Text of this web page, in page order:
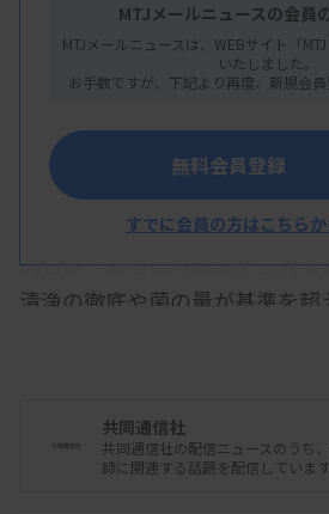
に細胞加工の区域内で管理基準
繁に検出したとの記録があった
や清浄などの対応をせずに製造
も原料の品質管理の不備や、手
の細胞加工物の品質点検を行わ
が確認された。
同省は「安全性の観点で重大
清浄の徹底や菌の量が基準を
昨年8月、東京都中央区の「テ
ク」で自由診療の再生医療を受
MTJメールニュースの会員
MTJメールニュースは、WEBサイト「
いたしました。
お手数ですが、下記より再度、新規会員
無料会員登録
すでに会員の方はこちら
共同通信社
共同通信社の配信ニュースのうち
師に関連する話題を配信しています